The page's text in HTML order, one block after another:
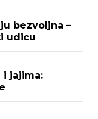
bezvoljna –
udicu
i jajima: